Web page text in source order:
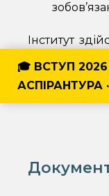
Інститут
категорії
🎓 ВСТУП 2026
АСПІРАНТУРА